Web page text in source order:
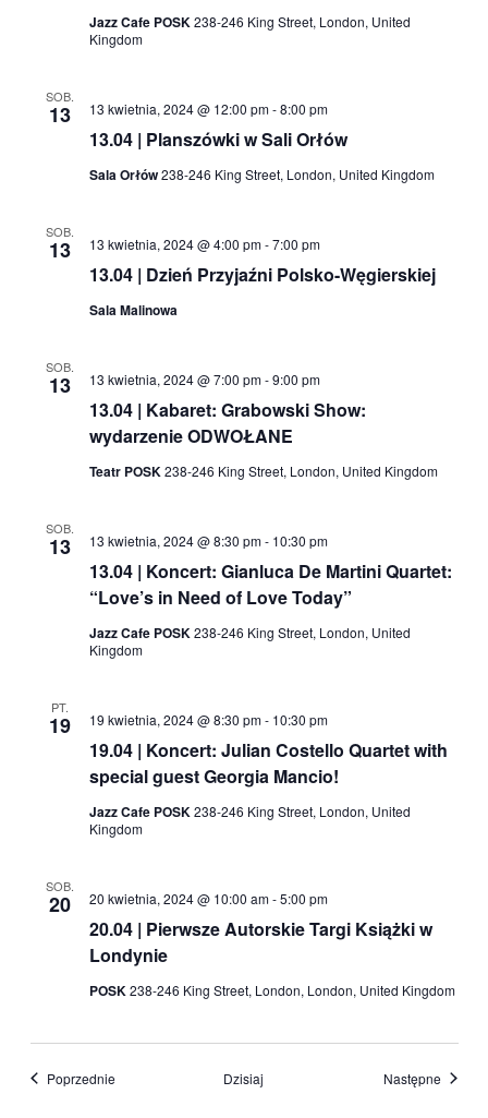
Jazz Cafe POSK238-246 King Street, London, United
Kingdom
SOB.
13
13.04 | Planszówki w Sali Orłów
13 kwietnia, 2024 @ 12:00 pm-8:00 pm
Sala Orłów238-246 King Street, London, United Kingdom
SOB.
13
13.04 | Dzień Przyjaźni Polsko-Węgierskiej
13 kwietnia, 2024 @ 4:00 pm-7:00 pm
Sala Malinowa
SOB.
13
13.04 | Kabaret: Grabowski Show:
wydarzenie ODWOŁANE
13 kwietnia, 2024 @ 7:00 pm-9:00 pm
Teatr POSK238-246 King Street, London, United Kingdom
SOB.
13
13.04 | Koncert: Gianluca De Martini Quartet:
“Love’s in Need of Love Today”
13 kwietnia, 2024 @ 8:30 pm- 10:30 pm
Jazz Cafe POSK238-246 King Street, London, United
Kingdom
PT.
19
19.04 | Koncert: Julian Costello Quartet with
special guest Georgia Mancio!
19 kwietnia, 2024 @ 8:30 pm- 10:30 pm
Jazz Cafe POSK238-246 King Street, London, United
Kingdom
SOB.
20
20.04 | Pierwsze Autorskie Targi Książki w
Londynie
20 kwietnia, 2024 @ 10:00 am-5:00 pm
POSK238-246 King Street, London, London, United Kingdom
PoprzednieWydarzenia Dzisiaj Następne